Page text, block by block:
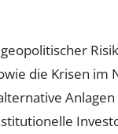
die Krisen im